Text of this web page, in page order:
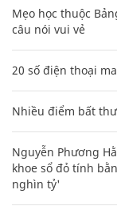
Mẹo học thuộc
câu nói vui vẻ
20 số điện thoại
Nhiều điểm bất
Nguyễn Phương
khoe sổ đỏ tính
nghìn tỷ'